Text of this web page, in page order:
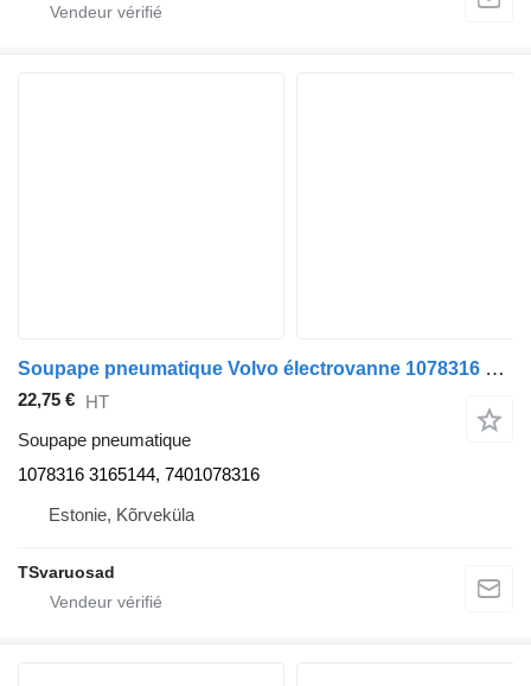
Soupape pneumatique Volvo électrovanne 1078316 pour tracteur routier Volvo FH13
22,75 € HT
Soupape pneumatique
1078316 3165144, 7401078316
Estonie, Kõrveküla
TSvaruosad